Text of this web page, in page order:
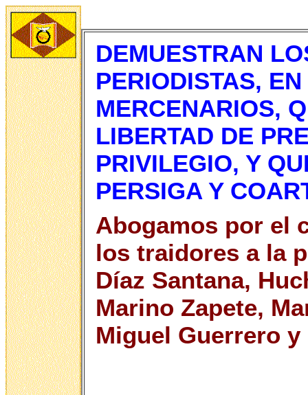
DEMUESTRAN
PERIODISTAS,
MERCENARIOS,
LIBERTAD DE
PRIVILEGIO, Y
PERSIGA Y
Abogamos por el
los traidores a la
Díaz Santana,
Marino Zapete,
Miguel Guerrero